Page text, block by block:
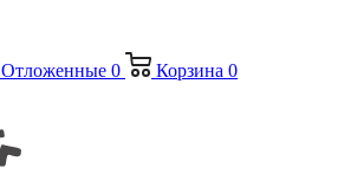
Отложенные 0 Корзина 0